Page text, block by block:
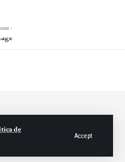
de
Accept
-
matrícula ERC número 127076